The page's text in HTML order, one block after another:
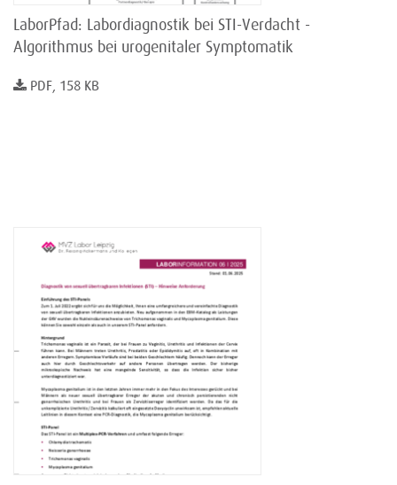
LaborPfad: Labordiagnostik bei STI-Verdacht -
Algorithmus bei urogenitaler Symptomatik
PDF, 158 KB